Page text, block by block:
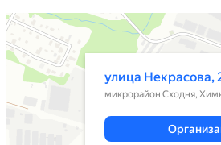
Химки
Яндекс Карты — транспорт, навигация, поиск мест